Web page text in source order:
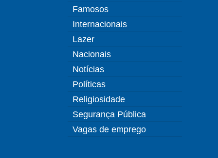
Famosos
Internacionais
Lazer
Nacionais
Notícias
Políticas
Religiosidade
Segurança Pública
Vagas de emprego